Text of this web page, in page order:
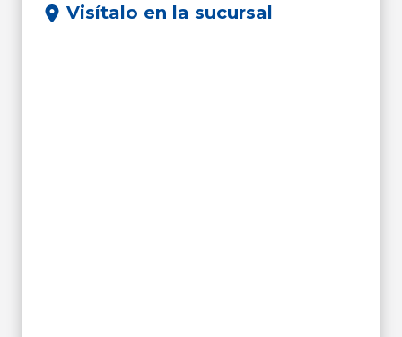
Visítalo en la sucursal